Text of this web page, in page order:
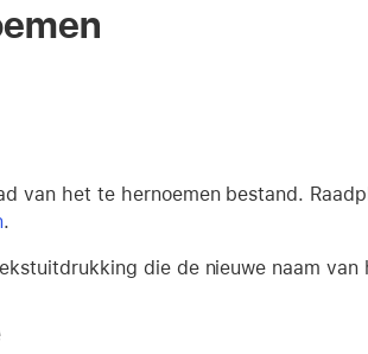
van het te hernoemen bestand.
.
die de nieuwe naam